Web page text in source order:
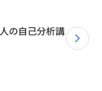
の自己分析講